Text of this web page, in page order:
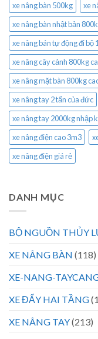
xe nâng bàn 500kg
xe
xe nâng bàn nhật bản
xe nâng bán tự động đi bộ
xe nâng cây cảnh 800kg
xe nâng mặt bàn 800kg
xe nâng tay 2 tấn của đức
xe nâng tay 2000kg nhập
xe nâng điện cao 3m3
xe nâng điện giá rẻ
DANH MỤC
BỘ NGUỒN THỦY
XE NÂNG BÀN (118)
XE-NANG-
XE ĐẨY HAI TẦNG
XE NÂNG TAY(213)